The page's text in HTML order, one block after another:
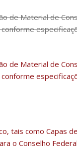
de Material de
de Material de
tais como Capas
o Conselho